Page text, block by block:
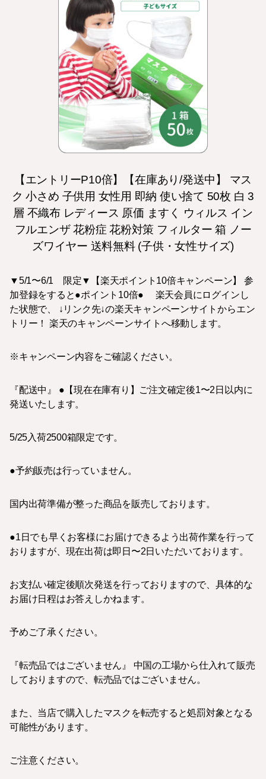
【エントリーP10倍】【在庫あり/発送中】 マス
ク 小さめ 子供用 女性用 即納 使い捨て 50枚 白 3
層 不織布 レディース 原価 ますく ウィルス イン
フルエンザ 花粉症 花粉対策 フィルター 箱 ノー
ズワイヤー 送料無料 (子供・女性サイズ)
▼5/1〜6/1 限定▼【楽天ポイント10倍キャンペーン】 参
加登録をすると●ポイント10倍● 楽天会員にログインし
た状態で、 ↓リンク先↓の楽天キャンペーンサイトからエン
トリー！ 楽天のキャンペーンサイトへ移動します。
※キャンペーン内容をご確認ください。
『配送中』 ●【現在在庫有り】ご注文確定後1〜2日以内に
発送いたします。
5/25入荷2500箱限定です。
●予約販売は行っていません。
国内出荷準備が整った商品を販売しております。
●1日でも早くお客様にお届けできるよう出荷作業を行って
おりますが、現在出荷は即日〜2日いただいております。
お支払い確定後順次発送を行っておりますので、具体的な
お届け日程はお答えしかねます。
予めご了承ください。
『転売品ではございません』 中国の工場から仕入れて販売
しておりますので、転売品ではございません。
また、当店で購入したマスクを転売すると処罰対象となる
可能性があります。
ご注意ください。